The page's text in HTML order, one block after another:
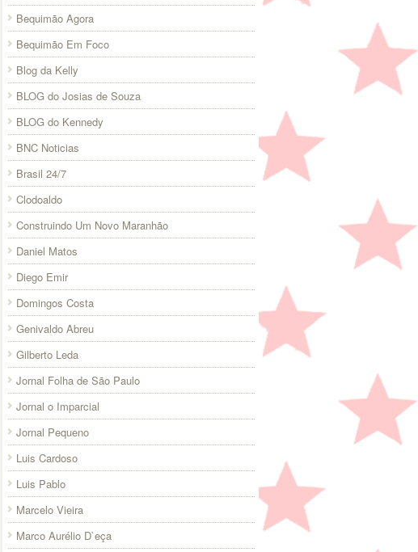
Bequimão Agora
Bequimão Em Foco
Blog da Kelly
BLOG do Josias de Souza
BLOG do Kennedy
BNC Noticias
Brasil 24/7
Clodoaldo
Construindo Um Novo Maranhão
Daniel Matos
Diego Emir
Domingos Costa
Genivaldo Abreu
Gilberto Leda
Jornal Folha de São Paulo
Jornal o Imparcial
Jornal Pequeno
Luis Cardoso
Luis Pablo
Marcelo Vieira
Marco Aurélio D`eça